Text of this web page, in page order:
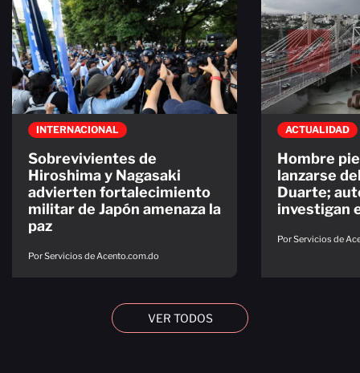
INTERNACIONAL
Sobrevivientes de
Hiroshima y Nagasaki
advierten fortalecimiento
militar de Japón amenaza la
paz
Por Servicios de Acento.com.do
ACTUALIDAD
Hombre
lanzarse
Duarte;
investigan
Por Servicios de
VER TODOS